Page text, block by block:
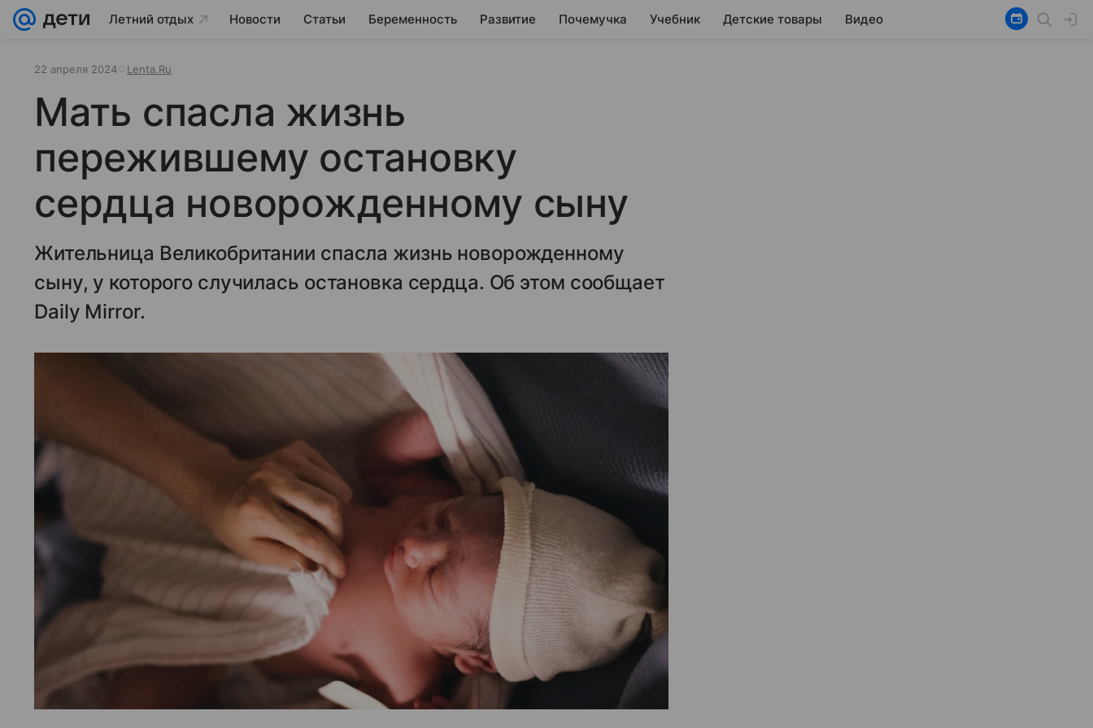
Летний отдых Новости Статьи Беременность Развитие Почемучка Учебник Детские товары Видео
22 апреля 2024 Lenta.Ru
Мать спасла жизнь
пережившему остановку
сердца новорожденному сыну
Жительница Великобритании спасла жизнь новорожденному
сыну, у которого случилась остановка сердца. Об этом сообщает
Daily Mirror.